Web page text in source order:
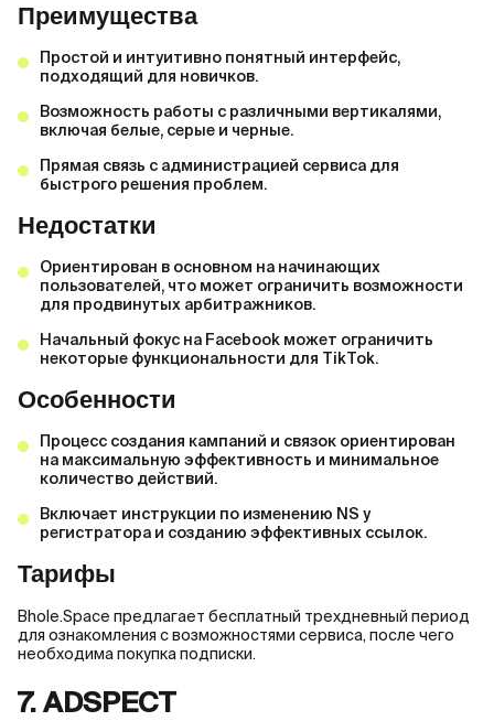
Преимущества
Простой и интуитивно понятный интерфейс,
подходящий для новичков.
Возможность работы с различными вертикалями,
включая белые, серые и черные.
Прямая связь с администрацией сервиса для
быстрого решения проблем.
Недостатки
Ориентирован в основном на начинающих
пользователей, что может ограничить возможности
для продвинутых арбитражников.
Начальный фокус на Facebook может ограничить
некоторые функциональности для TikTok.
Особенности
Процесс создания кампаний и связок ориентирован
на максимальную эффективность и минимальное
количество действий.
Включает инструкции по изменению NS у
регистратора и созданию эффективных ссылок.
Тарифы
Bhole.Space предлагает бесплатный трехдневный период
для ознакомления с возможностями сервиса, после чего
необходима покупка подписки.
7. ADSPECT